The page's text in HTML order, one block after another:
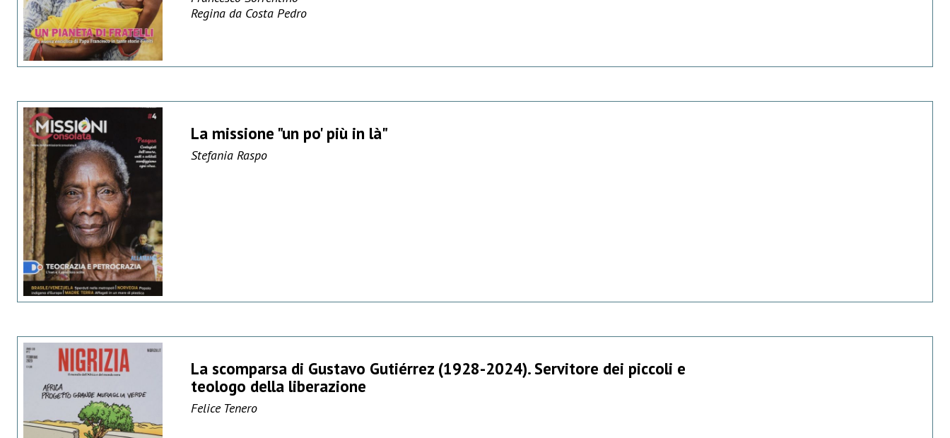
Regina da Costa Pedro
La missione "un po' più in là"
Stefania Raspo
La scomparsa di Gustavo Gutiérrez (1928-2024). Servitore dei piccoli e
teologo della liberazione
Felice Tenero